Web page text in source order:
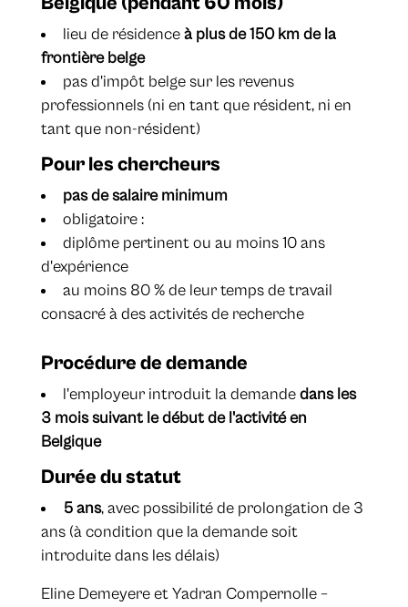
lieu de résidenceà plus de 150 km de la
frontière belge
pas d'impôt belge sur les revenus
professionnels (ni en tant que résident, ni en
tant que non-résident)
Pour les chercheurs
pas de salaire minimum
obligatoire :
diplôme pertinent ou au moins 10 ans
d'expérience
au moins 80 % de leur temps de travail
consacré à des activités de recherche
Procédure de demande
l'employeur introduit la demandedans les
3 mois suivant le début de l'activité en
Belgique
Durée du statut
5 ans, avec possibilité de prolongation de 3
ans (à condition que la demande soit
introduite dans les délais)
​Eline Demeyere et Yadran Compernolle –